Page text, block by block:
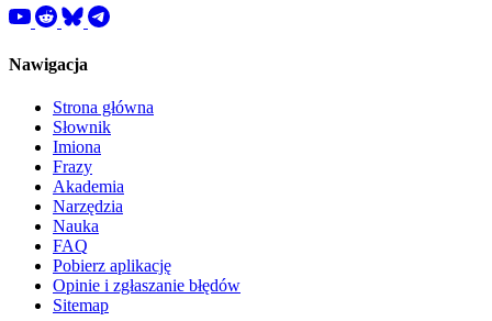
Nawigacja
Strona główna
Słownik
Imiona
Frazy
Akademia
Narzędzia
Nauka
FAQ
Pobierz aplikację
Opinie i zgłaszanie błędów
Sitemap